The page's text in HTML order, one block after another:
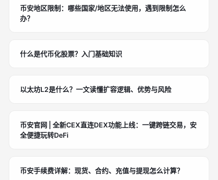
币安地区限制：哪些国家/地区无法使用，遇到限制怎么
办？
什么是代币化股票？入门基础知识
以太坊L2是什么？一文读懂扩容逻辑、优势与风险
币安官网 | 全新CEX直连DEX功能上线：一键跨链交易，安
全便捷玩转DeFi
币安手续费详解：现货、合约、充值与提现怎么计算？